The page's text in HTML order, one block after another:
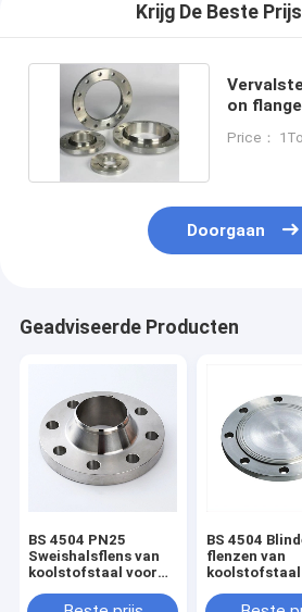
Krijg De Beste
on
Price：
Doorgaan
Geadviseerde Producten
BS 4504 PN25
Sweishalsflens van
koolstofstaal voor
leidingsystemen
BS 4504
flenzen van
koolstofstaal